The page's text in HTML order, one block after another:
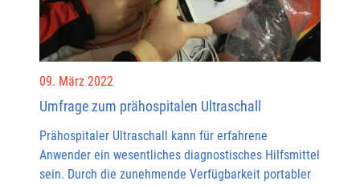
09. März 2022
Umfrage zum prähospitalen Ultraschall
Prähospitaler Ultraschall kann für erfahrene
Anwender ein wesentliches diagnostisches Hilfsmittel
sein. Durch die zunehmende Verfügbarkeit portabler